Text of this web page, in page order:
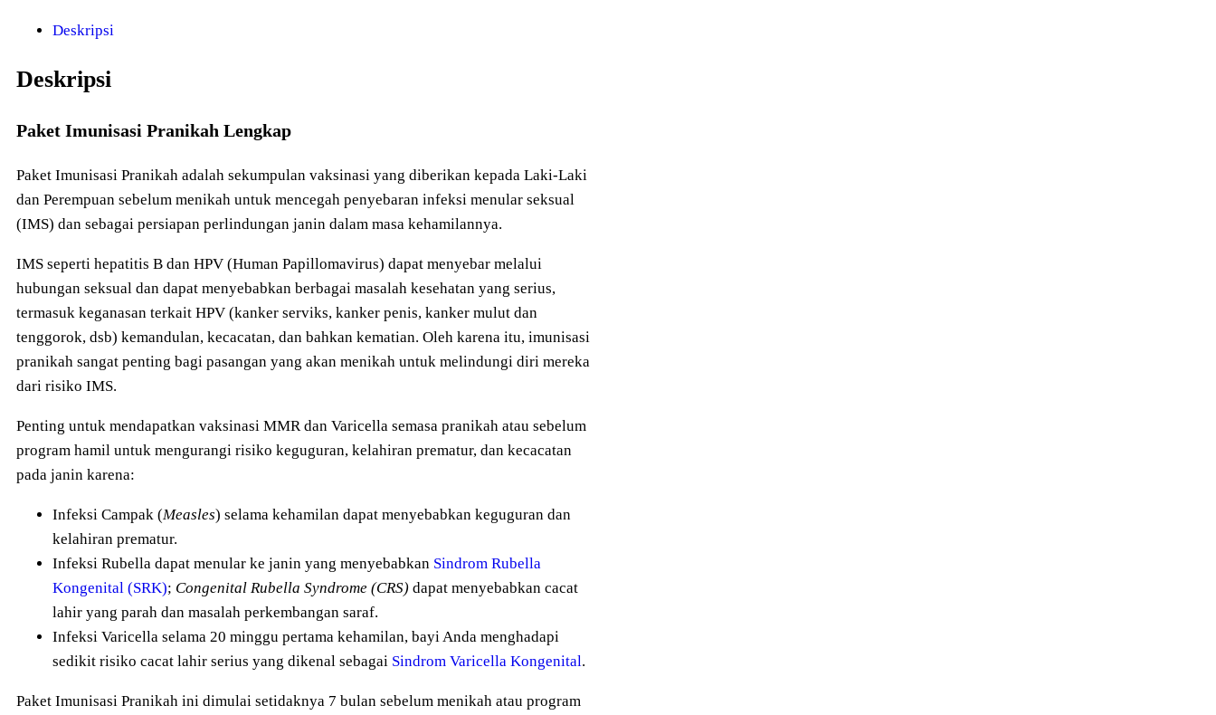
Deskripsi
Deskripsi
Paket Imunisasi Pranikah Lengkap
Paket Imunisasi Pranikah adalah sekumpulan vaksinasi yang diberikan kepada Laki-Laki
dan Perempuan sebelum menikah untuk mencegah penyebaran infeksi menular seksual
(IMS) dan sebagai persiapan perlindungan janin dalam masa kehamilannya.
IMS seperti hepatitis B dan HPV (Human Papillomavirus) dapat menyebar melalui
hubungan seksual dan dapat menyebabkan berbagai masalah kesehatan yang serius,
termasuk keganasan terkait HPV (kanker serviks, kanker penis, kanker mulut dan
tenggorok, dsb) kemandulan, kecacatan, dan bahkan kematian. Oleh karena itu, imunisasi
pranikah sangat penting bagi pasangan yang akan menikah untuk melindungi diri mereka
dari risiko IMS.
Penting untuk mendapatkan vaksinasi MMR dan Varicella semasa pranikah atau sebelum
program hamil untuk mengurangi risiko keguguran, kelahiran prematur, dan kecacatan
pada janin karena:
Infeksi Campak (Measles) selama kehamilan dapat menyebabkan keguguran dan
kelahiran prematur.
Infeksi Rubella dapat menular ke janin yang menyebabkan Sindrom Rubella
Kongenital (SRK); Congenital Rubella Syndrome (CRS) dapat menyebabkan cacat
lahir yang parah dan masalah perkembangan saraf.
Infeksi Varicella selama 20 minggu pertama kehamilan, bayi Anda menghadapi
sedikit risiko cacat lahir serius yang dikenal sebagai Sindrom Varicella Kongenital.
Paket Imunisasi Pranikah ini dimulai setidaknya 7 bulan sebelum menikah atau program